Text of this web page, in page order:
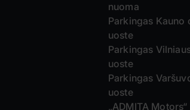
nuoma
Parkingas Kauno
uoste
Parkingas
uoste
Parkingas
uoste
„ADMITA Motors“